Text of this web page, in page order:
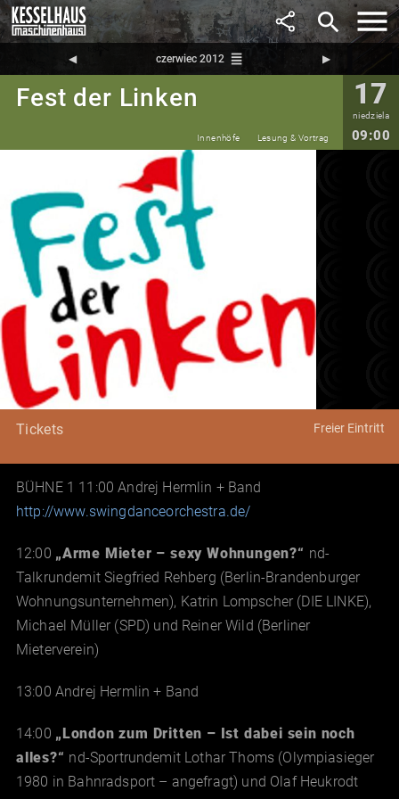
search
◀︎ czerwiec 2012 reorder ▶︎
Fest der Linken 17
niedziela
09:00
Innenhöfe Lesung & Vortrag
Tickets Freier Eintritt
BÜHNE 1 11:00 Andrej Hermlin + Band
http://www.swingdanceorchestra.de/
12:00 „Arme Mieter – sexy Wohnungen?“ nd-
Talkrundemit Siegfried Rehberg (Berlin-Brandenburger
Wohnungsunternehmen), Katrin Lompscher (DIE LINKE),
Michael Müller (SPD) und Reiner Wild (Berliner
Mieterverein)
13:00 Andrej Hermlin + Band
14:00 „London zum Dritten – Ist dabei sein noch
alles?“ nd-Sportrundemit Lothar Thoms (Olympiasieger
1980 in Bahnradsport – angefragt) und Olaf Heukrodt